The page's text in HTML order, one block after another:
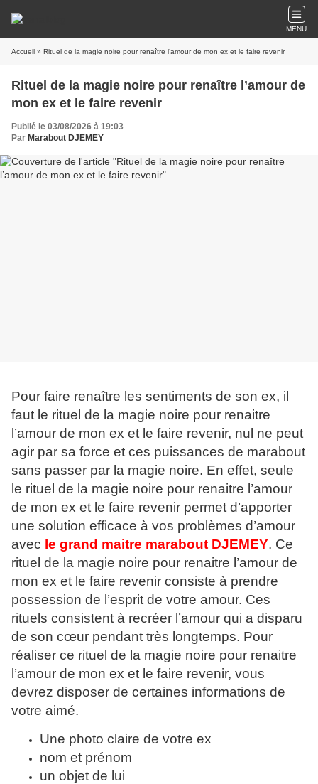
MENU
Accueil » Rituel de la magie noire pour renaître l’amour de mon ex et le faire revenir
Rituel de la magie noire pour renaître l’amour de
mon ex et le faire revenir
Publié le 03/08/2026 à 19:03
Par Marabout DJEMEY
Pour faire renaître les sentiments de son ex, il
faut le rituel de la magie noire pour renaitre
l’amour de mon ex et le faire revenir, nul ne peut
agir par sa force et ces puissances de marabout
sans passer par la magie noire. En effet, seule
le rituel de la magie noire pour renaitre l’amour
de mon ex et le faire revenir permet d’apporter
une solution efficace à vos problèmes d’amour
avec le grand maitre marabout DJEMEY. Ce
rituel de la magie noire pour renaitre l’amour de
mon ex et le faire revenir consiste à prendre
possession de l’esprit de votre amour. Ces
rituels consistent à recréer l’amour qui a disparu
de son cœur pendant très longtemps. Pour
réaliser ce rituel de la magie noire pour renaitre
l’amour de mon ex et le faire revenir, vous
devrez disposer de certaines informations de
votre aimé.
Une photo claire de votre ex
nom et prénom
un objet de lui